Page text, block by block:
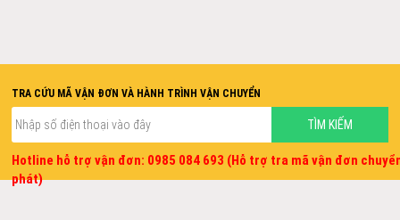
TRA CỨU MÃ VẬN ĐƠN VÀ HÀNH TRÌNH VẬN CHUYỂN
Hotline hỗ trợ vận đơn: 0985 084 693 (Hỗ trợ tra mã vận đơn
phát)